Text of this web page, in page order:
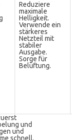
Reduziere
maximale
Helligkeit.
Verwende ein
stärkeres
Netzteil mit
stabiler
Ausgabe.
Sorge für
Belüftung.
und
und
schnell.